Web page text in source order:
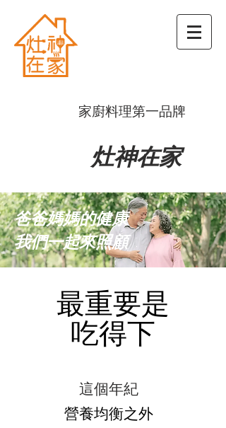
​家廚料理第一品牌
灶神在家
爸爸媽媽的健康
​我們一起來照顧
最重要是
吃得下
這個年紀
營養均衡之外